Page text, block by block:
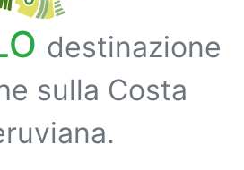
destinazione
sulla Costa